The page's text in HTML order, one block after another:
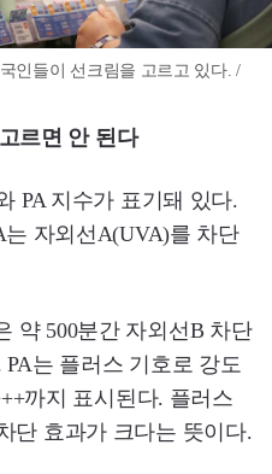
인들이 선크림을 고르고 있다. /
르면 안 된다
PA 지수가 표기돼 있다.
는 자외선A(UVA)를 차단
약 500분간 자외선B 차단
는 플러스 기호로 강도
까지 표시된다. 플러스
단 효과가 크다는 뜻이다.